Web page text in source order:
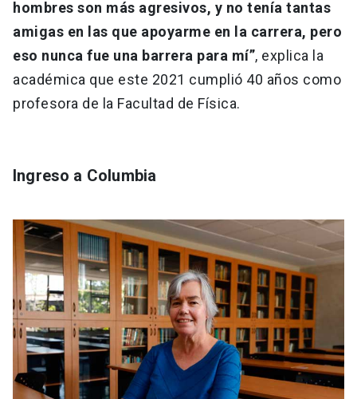
hombres son más agresivos, y no tenía tantas
amigas en las que apoyarme en la carrera, pero
eso nunca fue una barrera para mí”, explica la
académica que este 2021 cumplió 40 años como
profesora de la Facultad de Física.
Ingreso a Columbia